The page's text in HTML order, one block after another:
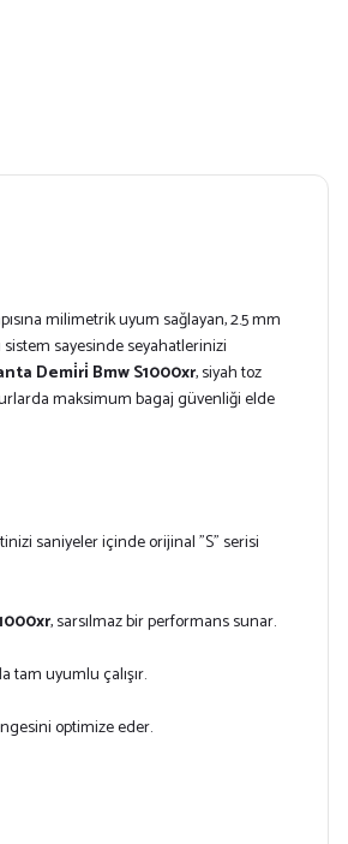
milimetrik uyum sağlayan, 2.5 mm
sayesinde seyahatlerinizi
Demi̇ri̇ Bmw S1000xr, siyah toz
maksimum bagaj güvenliği elde
saniyeler içinde orijinal "S" serisi
, sarsılmaz bir performans sunar.
tam uyumlu çalışır.
optimize eder.